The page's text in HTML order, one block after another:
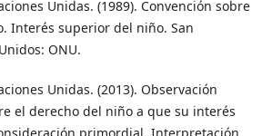
Unidas. (1989). Convención sobre
Interés superior del niño. San
ONU.
Unidas. (2013). Observación
el derecho del niño a que su interés